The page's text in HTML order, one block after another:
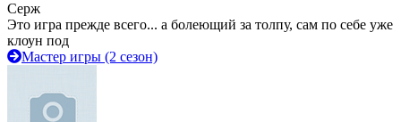
Серж
Это игра прежде всего... а болеющий за толпу, сам по себе уже
клоун под
Мастер игры (2 сезон)